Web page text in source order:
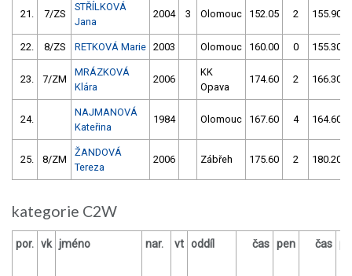
21. 7/ZS
STŘÍLKOVÁ
Jana
2004 3 Olomouc 152.05 2 155.90
22. 8/ZS RETKOVÁ Marie 2003 Olomouc 160.00 0 155.30
23. 7/ZM
MRÁZKOVÁ
Klára
2006
KK
Opava
174.60 2 166.30
24.
NAJMANOVÁ
Kateřina
1984 Olomouc 167.60 4 164.60
25. 8/ZM
ŽANDOVÁ
Tereza
2006 Zábřeh 175.60 2 180.20
kategorie C2W
por. vk jméno nar. vt oddíl čas pen čas